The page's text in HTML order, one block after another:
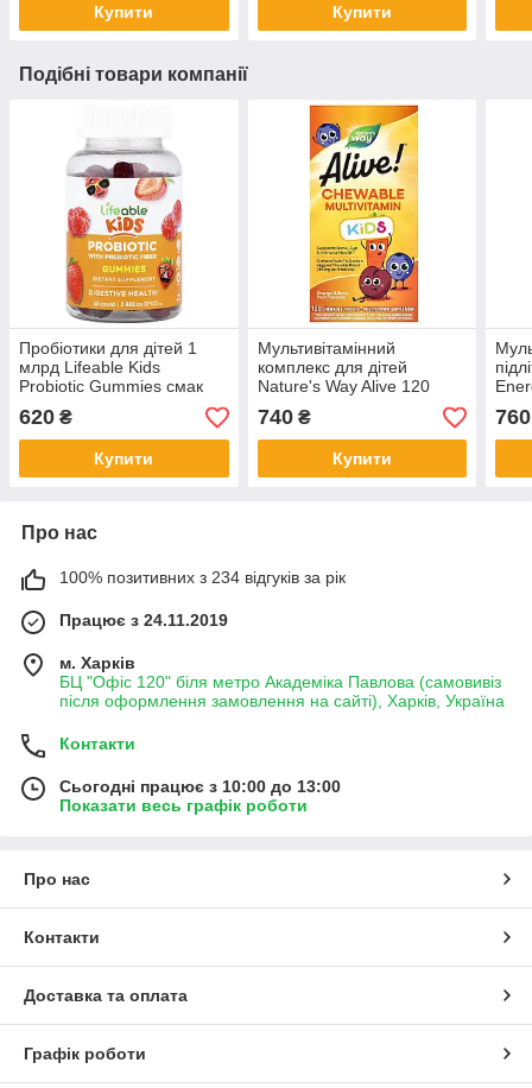
Купити Купити
Подібні товари компанії
Пробіотики для дітей 1
млрд Lifeable Kids
Probiotic Gummies смак
ягід 60 мармеладок
620 ₴
Купити
Мультивітамінний
комплекс для дітей
Nature's Way Alive 120
жувальних таблеток із
фруктовим смаком
740₴
Купити
760
Про нас
100% позитивних з 234 відгуків за рік
Працює з 24.11.2019
м. Харків
БЦ "Офіс 120" біля метро Академіка Павлова (самовивіз
після оформлення замовлення на сайті), Харків, Україна
Контакти
Сьогодні працює з 10:00 до 13:00
Показати весь графік роботи
Про нас
Контакти
Доставка та оплата
Графік роботи